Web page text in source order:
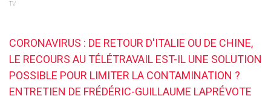
TV
CORONAVIRUS : DE RETOUR D'ITALIE OU DE CHINE,
LE RECOURS AU TÉLÉTRAVAIL EST-IL UNE SOLUTION
POSSIBLE POUR LIMITER LA CONTAMINATION ?
ENTRETIEN DE FRÉDÉRIC-GUILLAUME LAPRÉVOTE